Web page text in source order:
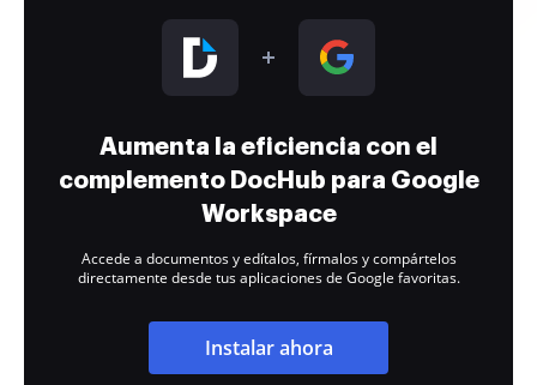
Aumenta la eficiencia con el
complemento DocHub para Google
Workspace
Accede a documentos y edítalos, fírmalos y compártelos
directamente desde tus aplicaciones de Google favoritas.
Instalar ahora